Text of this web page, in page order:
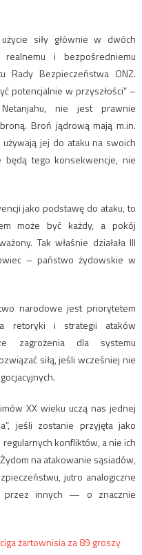
siły głównie w dwóch
i bezpośredniemu
Rady Bezpieczeństwa ONZ.
potencjalnie w przyszłości” –
nie jest prawnie
Broń jądrową mają m.in.
jej do ataku na swoich
będą tego konsekwencje, nie
jako podstawę do ataku, to
może być każdy, a pokój
Tak właśnie działała III
– państwo żydowskie w
narodowe jest priorytetem
retoryki i strategii ataków
zagrożenia dla systemu
siłą, jeśli wcześniej nie
XX wieku uczą nas jednej
jeśli zostanie przyjęta jako
konfliktów, a nie ich
na atakowanie sąsiadów,
jutro analogiczne
przez innych — o znacznie
żartownisia za 89 groszy